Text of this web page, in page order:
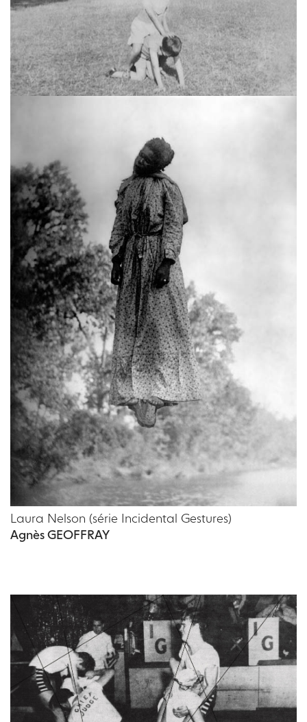
Le jeu (série Incidental Gestures)
Vous aimerez peut-être les oeuvres
suivantes
Laura Nelson (série Incidental Gestures)
Agnès GEOFFRAY